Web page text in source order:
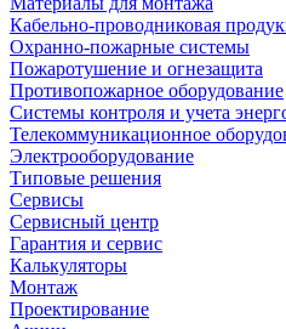
Кабельно-проводниковая
Охранно-пожарные системы
Пожаротушение и огнезащита
Противопожарное оборудование
Системы контроля и учета
Телекоммуникационное
Электрооборудование
Типовые решения
Сервисы
Сервисный центр
Гарантия и сервис
Калькуляторы
Монтаж
Проектирование